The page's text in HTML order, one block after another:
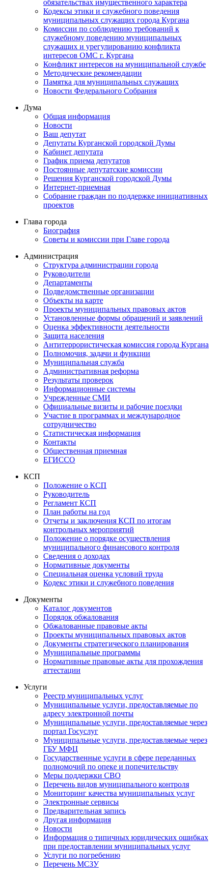
обязательствах имущественного характера
Кодексы этики и служебного поведения
муниципальных служащих города Кургана
Комиссии по соблюдению требований к
служебному поведению муниципальных
служащих и урегулированию конфликта
интересов ОМС г. Кургана
Конфликт интересов на муниципальной службе
Методические рекомендации
Памятка для муниципальных служащих
Новости Федерального Cобрания
Дума
Общая информация
Новости
Ваш депутат
Депутаты Курганской городской Думы
Кабинет депутата
График приема депутатов
Постоянные депутатские комиссии
Решения Курганской городской Думы
Интернет-приемная
Собрание граждан по поддержке инициативных
проектов
Глава города
Биография
Советы и комиссии при Главе города
Администрация
Структура администрации города
Руководители
Департаменты
Подведомственные организации
Объекты на карте
Проекты муниципальных правовых актов
Установленные формы обращений и заявлений
Оценка эффективности деятельности
Защита населения
Антитеррористическая комиссия города Кургана
Полномочия, задачи и функции
Муниципальная служба
Административная реформа
Результаты проверок
Информационные системы
Учрежденные СМИ
Официальные визиты и рабочие поездки
Участие в программах и международное
сотрудничество
Статистическая информация
Контакты
Общественная приемная
ЕГИССО
КСП
Положение о КСП
Руководитель
Регламент КСП
План работы на год
Отчеты и заключения КСП по итогам
контрольных мероприятий
Положение о порядке осуществления
муниципального финансового контроля
Сведения о доходах
Нормативные документы
Специальная оценка условий труда
Кодекс этики и служебного поведения
Документы
Каталог документов
Порядок обжалования
Обжалованные правовые акты
Проекты муниципальных правовых актов
Документы стратегического планирования
Муниципальные программы
Нормативные правовые акты для прохождения
аттестации
Услуги
Реестр муниципальных услуг
Муниципальные услуги, предоставляемые по
адресу электронной почты
Муниципальные услуги, предоставляемые через
портал Госуслуг
Муниципальные услуги, предоставляемые через
ГБУ МФЦ
Государственные услуги в сфере переданных
полномочий по опеке и попечительству
Меры поддержки СВО
Перечень видов муниципального контроля
Мониторинг качества муниципальных услуг
Электронные сервисы
Предварительная запись
Другая информация
Новости
Информация о типичных юридических ошибках
при предоставлении муниципальных услуг
Услуги по погребению
Перечень МСЗУ